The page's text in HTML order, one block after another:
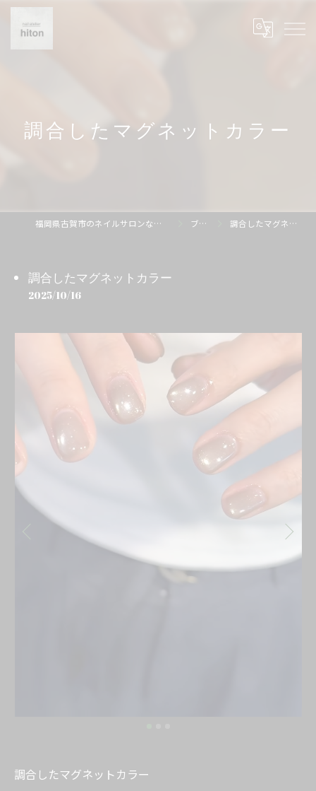
調合したマグネットカラー
福岡県古賀市のネイルサロンならnail atelier hiton ブログ 調合したマグネットカラー
調合したマグネットカラー
2025/10/16
調合したマグネットカラー